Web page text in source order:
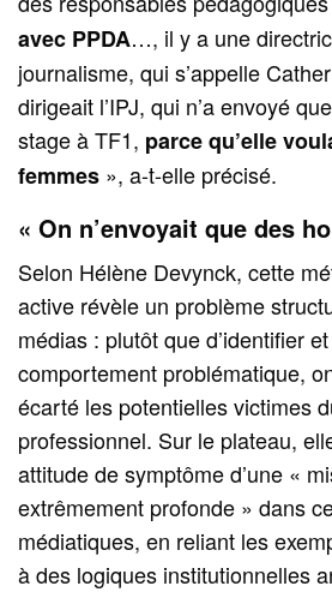
avec PPDA…, il y a une
journalisme, qui s’appelle
dirigeait l’IPJ, qui n’a envoyé
stage à TF1, parce qu’elle
femmes », a-t-elle précisé.
« On n’envoyait que des
Selon Hélène Devynck, cette
active révèle un problème
médias : plutôt que d’identifier
comportement problématique,
écarté les potentielles victimes
professionnel. Sur le plateau,
attitude de symptôme d’une «
extrêmement profonde » dans
médiatiques, en reliant les
à des logiques institutionnelles